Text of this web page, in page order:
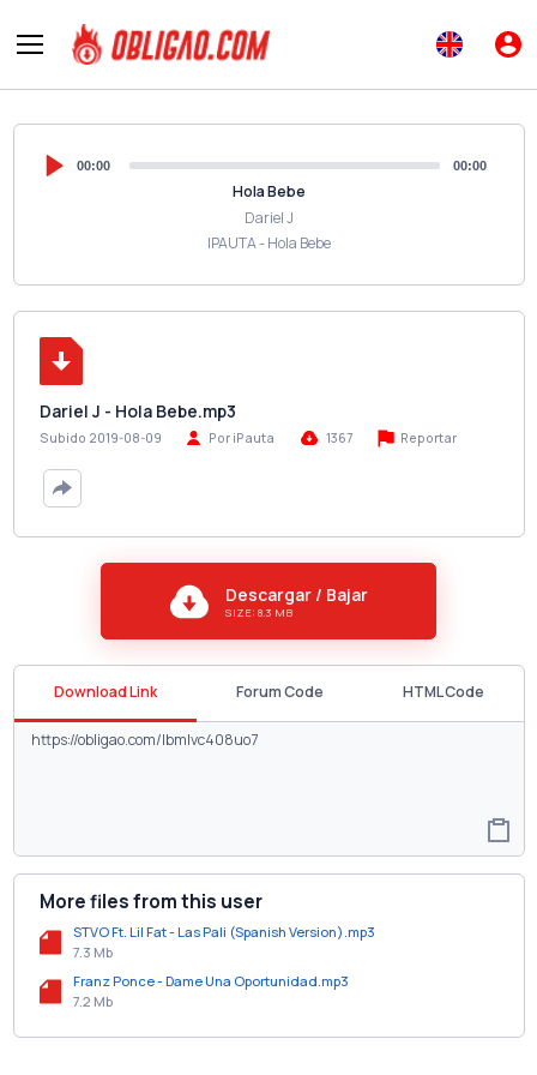
00:00 00:00
Hola Bebe
Dariel J
IPAUTA - Hola Bebe
Dariel J - Hola Bebe.mp3
Subido 2019-08-09 Por iPauta 1367 Reportar
Descargar / Bajar
SIZE: 8.3 MB
Download Link Forum Code HTML Code
More files from this user
STVO Ft. Lil Fat - Las Pali (Spanish Version).mp3
7.3 Mb
Franz Ponce - Dame Una Oportunidad.mp3
7.2 Mb